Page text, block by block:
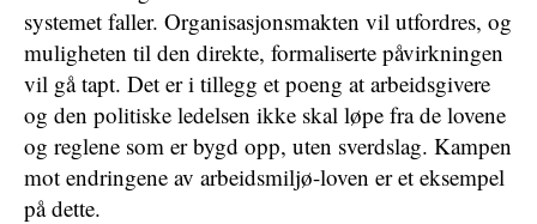
systemet faller. Organisasjonsmakten vil utfordres, og
muligheten til den direkte, formaliserte påvirkningen
vil gå tapt. Det er i tillegg et poeng at arbeidsgivere
og den politiske ledelsen ikke skal løpe fra de lovene
og reglene som er bygd opp, uten sverdslag. Kampen
mot endringene av arbeidsmiljø-loven er et eksempel
på dette.